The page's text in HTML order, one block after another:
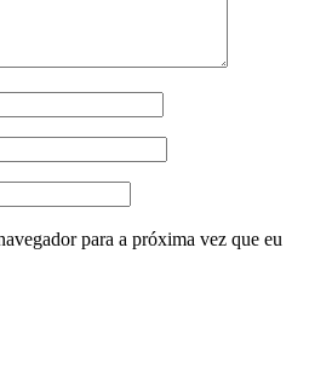
para a próxima vez que eu